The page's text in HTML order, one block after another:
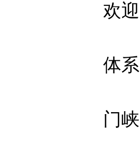
欢
体
门